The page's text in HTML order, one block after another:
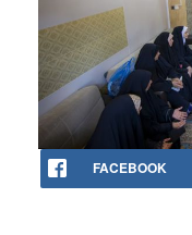
FACEBOOK